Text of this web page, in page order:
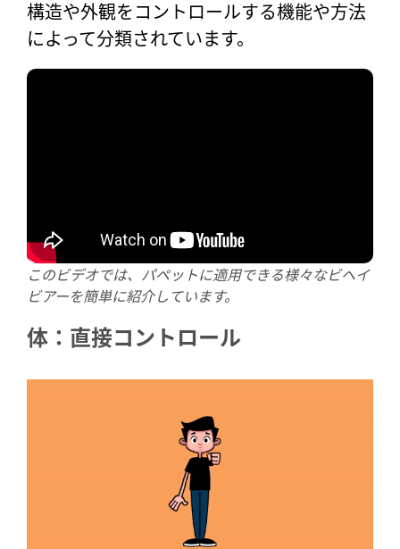
構造や外観をコントロールする機能や方法
によって分類されています。
このビデオでは、パペットに適用できる様々なビヘイ
ビアーを簡単に紹介しています。
体：直接コントロール